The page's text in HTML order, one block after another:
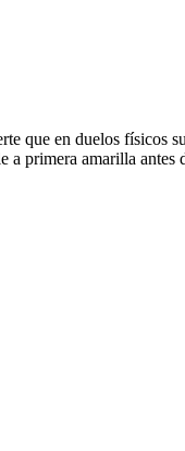
que en duelos físicos
a primera amarilla antes